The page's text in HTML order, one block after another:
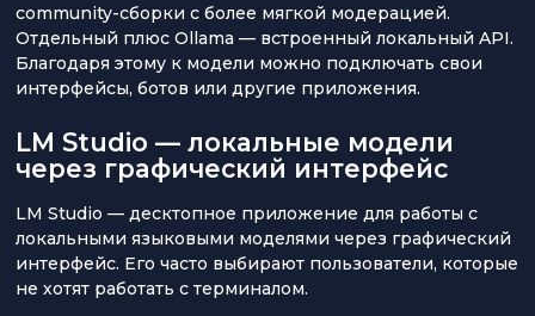
community-сборки с более мягкой модерацией.
Отдельный плюс Ollama — встроенный локальный API.
Благодаря этому к модели можно подключать свои
интерфейсы, ботов или другие приложения.
LM Studio — локальные модели
через графический интерфейс
LM Studio — десктопное приложение для работы с
локальными языковыми моделями через графический
интерфейс. Его часто выбирают пользователи, которые
не хотят работать с терминалом.